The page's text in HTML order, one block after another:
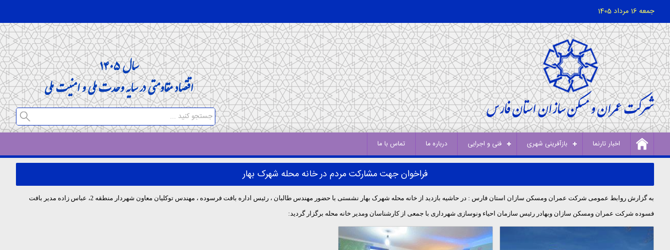
جمعه 16 مرداد 1405
اخبار تارنما بازآفرینی شهری فنی و اجرایی درباره ما تماس با ما
فراخوان جهت مشارکت مردم در خانه محله شهرک بهار
به گزارش روابط عمومی شرکت عمران ومسکن سازان استان فارس : در حاشیه بازدید از خانه محله شهرک بهار نشستی با حضور مهندس طالبان ، رئیس اداره بافت فرسوده ، مهندس توکلیان معاون شهردار منطقه 2، عباس زاده مدیر بافت
فسوده شرکت عمران ومسکن سازان وبهادر رئیس سازمان احیاء ونوسازی شهرداری با جمعی از کارشناسان ومدیر خانه محله برگزار گردید: